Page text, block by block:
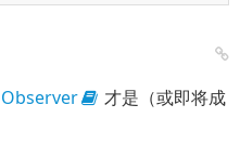
才是（或即将成